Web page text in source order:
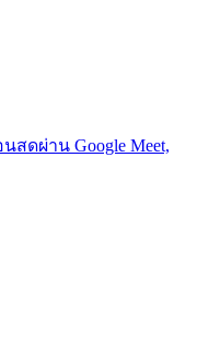
ดผ่าน Google Meet,